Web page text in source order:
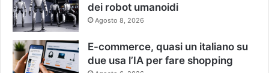
dei robot umanoidi
Agosto 8, 2026
E-commerce, quasi un italiano su
due usa l’IA per fare shopping